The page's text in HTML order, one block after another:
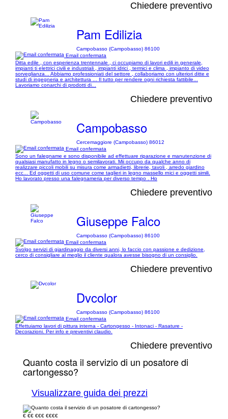
Chiedere preventivo
Pam Edilizia
Campobasso (Campobasso) 86100
Email confermata
Ditta edile , con esperienza trentennale , ci occupiamo di lavori edili in generale,
impianti ti elettrici civili e industriali , impianti idrici , termici e clima , impianto di video
sorveglianza... Abbiamo professioniati del settore , collaboriamo con ulteriori ditte e
studi di ingegneria e architettura ... Il tutto per rendere ogni richiesta fattibile...
Lavoriamo conarchi di prodotti di...
Chiedere preventivo
Campobasso
Cercemaggiore (Campobasso) 86012
Email confermata
Sono un falegname e sono disponibile ad effettuare riparazione e manutenzione di
qualsiasi manufatto in legno o semilavorati. Mii occupo da qualche anno di
realizzare piccoli mobili su misura come armadietti, librerie, tavoli , arredo giardino
ecc... Ed oggetti di uso comune come taglieri in legno massello rnici e oggetti simili.
Ho lavorato presso una falegnameria per diverso tempo . Ho
Chiedere preventivo
Giuseppe Falco
Campobasso (Campobasso) 86100
Email confermata
Svolgo servizi di giardinaggio da diversi anni, lo faccio con passione e dedizione,
cerco di consigliare al meglio il cliente qualora avesse bisogno di un consiglio.
Chiedere preventivo
Dvcolor
Campobasso (Campobasso) 86100
Email confermata
Effettuiamo lavori di pittura interna - Cartongesso - Intonaci - Rasature -
Decorazioni. Per info e preventivi claudio.
Chiedere preventivo
Quanto costa il servizio di un posatore di
cartongesso?
Visualizzare guida dei prezzi
€ €€ €€€ €€€€